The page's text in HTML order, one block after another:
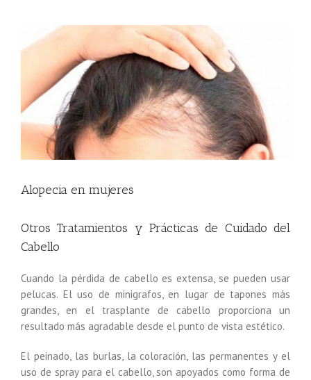
imagen
grande
Alopecia en mujeres
Otros Tratamientos y Prácticas de Cuidado del
Cabello
Cuando la pérdida de cabello es extensa, se pueden usar
pelucas. El uso de minigrafos, en lugar de tapones más
grandes, en el trasplante de cabello proporciona un
resultado más agradable desde el punto de vista estético.
El peinado, las burlas, la coloración, las permanentes y el
uso de spray para el cabello, son apoyados como forma de